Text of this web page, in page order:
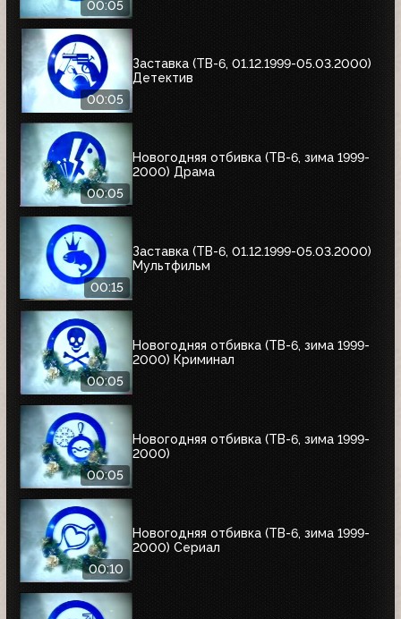
00:05
00:05
Заставка (ТВ-6, 01.12.1999-05.03.2000)
Детектив
00:05
Новогодняя отбивка (ТВ-6, зима 1999-
2000) Драма
00:15
Заставка (ТВ-6, 01.12.1999-05.03.2000)
Мультфильм
00:05
Новогодняя отбивка (ТВ-6, зима 1999-
2000) Криминал
00:05
Новогодняя отбивка (ТВ-6, зима 1999-
2000)
00:10
Новогодняя отбивка (ТВ-6, зима 1999-
2000) Сериал